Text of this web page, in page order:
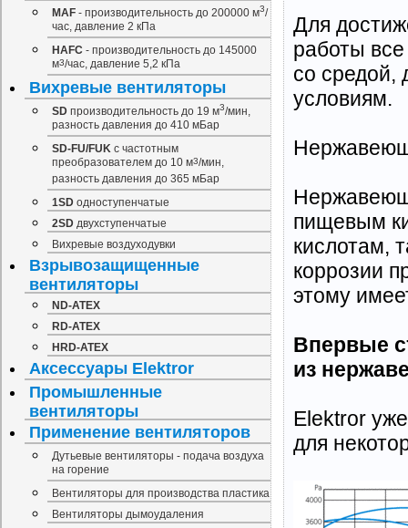
Для
работы все
со средой,
условиям.
пищевым
кислотам,
коррозии
этому
Впервые
из
Elektror
для
MAF - производительность до 200000 м3/
час, давление 2 кПа
НAFС - производительность до 145000
м3/час, давление 5,2 кПа
Вихревые вентиляторы
SD производительность до 19 м3/мин,
разность давления до 410 мБар
SD-FU/FUK с частотным
преобразователем до 10 м3/мин,
разность давления до 365 мБар
1SD одноступенчатые
2SD двухступенчатые
Вихревые воздуходувки
Взрывозащищенные
вентиляторы
ND-ATEX
RD-ATEX
HRD-ATEX
Аксессуары Elektror
Промышленные
вентиляторы
Применение вентиляторов
Дутьевые вентиляторы - подача воздуха
на горение
Вентиляторы для производства пластика
Вентиляторы дымоудаления